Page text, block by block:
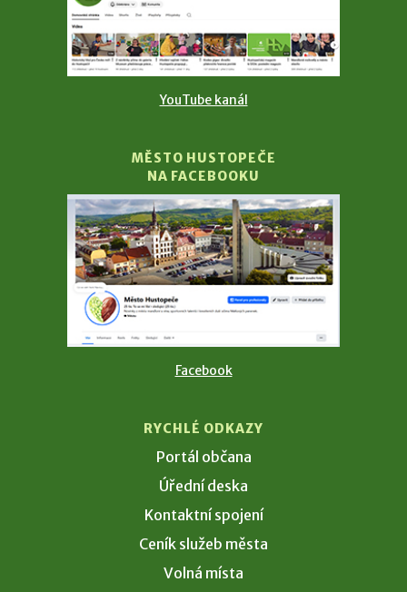
YouTube kanál
MĚSTO HUSTOPEČE
NA FACEBOOKU
Facebook
RYCHLÉ ODKAZY
Portál občana
Úřední deska
Kontaktní spojení
Ceník služeb města
Volná místa